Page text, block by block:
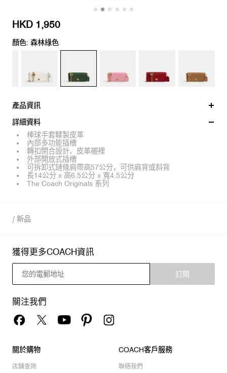
HKD 1,950
顏色: 森林綠色
產品資訊
詳細資料
棒球手套鞣製皮革
內部多功能插槽
轉扣閉合設計、皮革襯裡
外部開放式插槽
可拆卸式鏈條肩帶高57公分，可供肩背或斜背
長14公分 x 高6.5公分 x 寬4.5公分
The Coach Originals 系列
/ 新品
獲得更多COACH資訊
訂閱
關注我們
關於購物
店舖查詢
COACH客戶服務
聯絡我們